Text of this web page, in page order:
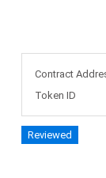
Contract
Token ID
Reviewed